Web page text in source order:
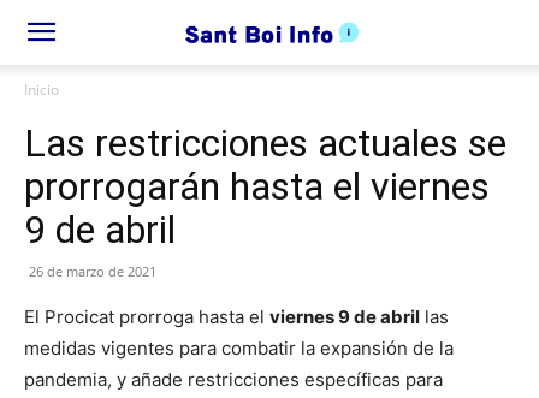
Inicio
Las restricciones actuales se
prorrogarán hasta el viernes
9 de abril
26 de marzo de 2021
El Procicat prorroga hasta el viernes 9 de abril las
medidas vigentes para combatir la expansión de la
pandemia, y añade restricciones específicas para